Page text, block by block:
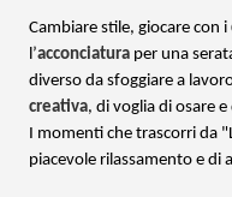
Cambiare stile, giocare con i
l’acconciatura per una
diverso da sfoggiare a
creativa, di voglia di osare
I momenti che trascorri da
piacevole rilassamento e di